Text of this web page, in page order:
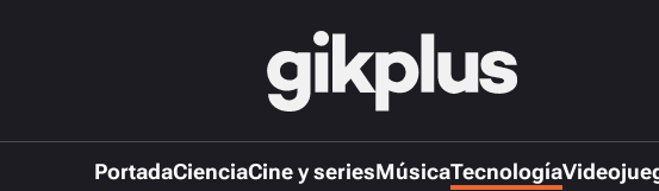
PortadaCienciaCine y seriesMúsicaTecnología